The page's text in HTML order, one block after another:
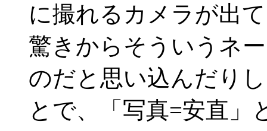
に撮れるカメラが出
驚きからそういうネ
のだと思い込んだり
とで、「写真=安直」